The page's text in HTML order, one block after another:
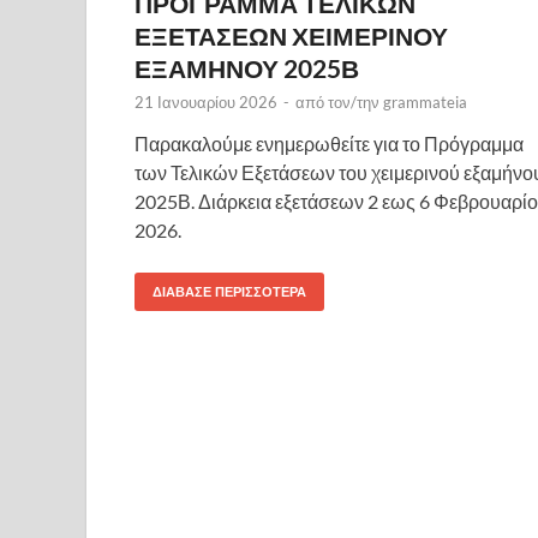
ΕΞΕΤΑΣΕΩΝ ΧΕΙΜΕΡΙΝΟΥ
ΕΞΑΜΗΝΟΥ 2025Β
21 Ιανουαρίου 2026 - από τον/την grammateia
Παρακαλούμε ενημερωθείτε για το Πρόγραμμα
των Τελικών Εξετάσεων του χειμερινού
2025Β. Διάρκεια εξετάσεων 2 εως 6
2026.
ΔΙΆΒΑΣΕ ΠΕΡΙΣΣΌΤΕΡΑ